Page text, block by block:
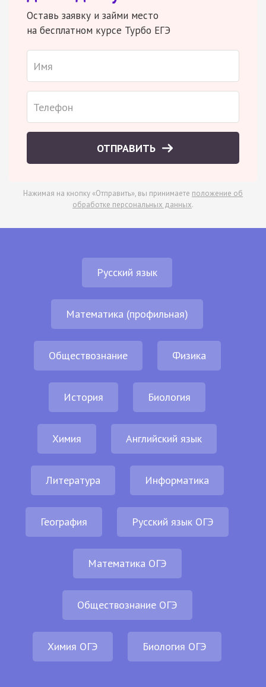
Оставь заявку и займи место
на бесплатном курсе Турбо ЕГЭ
ОТПРАВИТЬ
Нажимая на кнопку «Отправить», вы принимаете положение об
обработке персональных данных.
Русский язык
Математика (профильная)
Обществознание Физика
История Биология
Химия Английский язык
Литература Информатика
География Русский язык ОГЭ
Математика ОГЭ
Обществознание ОГЭ
Химия ОГЭ Биология ОГЭ